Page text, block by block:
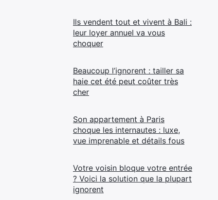
Ils vendent tout et vivent à Bali :
leur loyer annuel va vous
choquer
Beaucoup l’ignorent : tailler sa
haie cet été peut coûter très
cher
Son appartement à Paris
choque les internautes : luxe,
vue imprenable et détails fous
Votre voisin bloque votre entrée
? Voici la solution que la plupart
ignorent